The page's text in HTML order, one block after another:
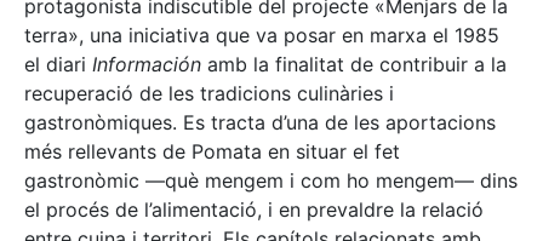
protagonista indiscutible del projecte «Menjars de la
terra», una iniciativa que va posar en marxa el 1985
el diari Información amb la finalitat de contribuir a la
recuperació de les tradicions culinàries i
gastronòmiques. Es tracta d’una de les aportacions
més rellevants de Pomata en situar el fet
gastronòmic —què mengem i com ho mengem— dins
el procés de l’alimentació, i en prevaldre la relació